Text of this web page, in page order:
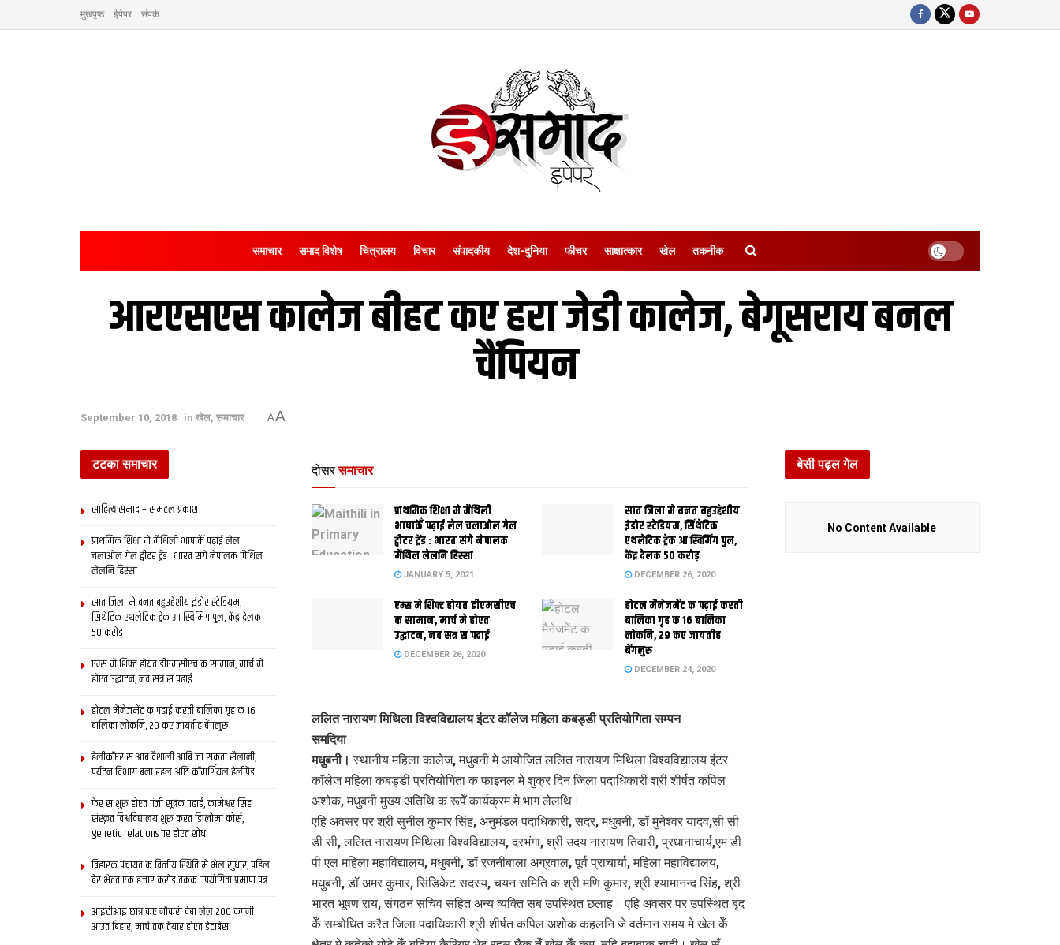
मुखपृष्ठ ईपेपर संपर्क
समाचार समाद विशेष चित्रालय विचार संपादकीय देश-दुनिया फीचर साक्षात्‍कार खेल तकनीक
आरएसएस कालेज बीहट कए हरा जेडी कालेज, बेगूसराय बनल
चैंपियन
September 10, 2018 in खेल, समाचार AA
दोसर समाचार
प्राथमिक शि‍क्षा मे मैथि‍ली
भाषाकेँ पढ़ाई लेल चलाओल गेल
ट्वीटर ट्रेंड : भारत संगे नेपालक
मैथिल लेलनि हिस्सा
JANUARY 5, 2021
सात जिला मे बनत बहुउद्देशीय
इंडोर स्‍टेडि‍यम, सिंथेटिक
एथलेटिक ट्रेक आ स्विमिंग पुल,
केंद्र देलक 50 करोड़
DECEMBER 26, 2020
एम्स मे शिफ्ट होयत डीएमसीएच
क सामान, मार्च मे होएत
उद्घाटन, नव सत्र स पढाई
DECEMBER 26, 2020
होटल मैनेजमेंट क पढ़ाई करती
बालिका गृह क 16 बालिका
लोकनि, 29 कए जायतीह
बेंगलुरु
DECEMBER 24, 2020
ललित नारायण मिथिला विश्वविद्यालय इंटर कॉलेज महिला कबड्डी प्रतियोगिता सम्पन
समदिया
मधुबनी। स्थानीय महिला कालेज, मधुबनी मे आयोजित ललित नारायण मिथिला विश्वविद्यालय इंटर
कॉलेज महिला कबड्डी प्रतियोगिता क फाइनल मे शुक्र दिन जिला पदाधिकारी श्री शीर्षत कपिल
अशोक, मधुबनी मुख्य अतिथि क रूपेँ कार्यक्रम मे भाग लेलथि।
एहि अवसर पर श्री सुनील कुमार सिंह, अनुमंडल पदाधिकारी, सदर, मधुबनी, डॉ मुनेश्वर यादव,सी सी
डी सी, ललित नारायण मिथिला विश्वविद्यालय, दरभंगा, श्री उदय नारायण तिवारी, प्रधानाचार्य,एम डी
पी एल महिला महाविद्यालय, मधुबनी, डॉ रजनीबाला अग्रवाल, पूर्व प्राचार्या, महिला महाविद्यालय,
मधुबनी, डॉ अमर कुमार, सिंडिकेट सदस्य, चयन समिति क श्री मणि कुमार, श्री श्यामानन्द सिंह, श्री
भारत भूषण राय, संगठन सचिव सहित अन्य व्यक्ति सब उपस्थित छलाह। एहि अवसर पर उपस्थित बृंद
केँ सम्बोधित करैत जिला पदाधिकारी श्री शीर्षत कपिल अशोक कहलनि जे वर्तमान समय मे खेल केँ
टटका समाचार
साहित्य समाद – समटल प्रकाश
प्राथमिक शि‍क्षा मे मैथि‍ली भाषाकेँ पढ़ाई लेल
चलाओल गेल ट्वीटर ट्रेंड : भारत संगे नेपालक मैथिल
लेलनि हिस्सा
सात जिला मे बनत बहुउद्देशीय इंडोर स्‍टेडि‍यम,
सिंथेटिक एथलेटिक ट्रेक आ स्विमिंग पुल, केंद्र देलक
50 करोड़
एम्स मे शिफ्ट होयत डीएमसीएच क सामान, मार्च मे
होएत उद्घाटन, नव सत्र स पढाई
होटल मैनेजमेंट क पढ़ाई करती बालिका गृह क 16
बालिका लोकनि, 29 कए जायतीह बेंगलुरु
हेलीकॉप्टर स आब वैशाली आबि जा सकता सैलानी,
पर्यटन विभाग बना रहल अछि कॉमर्शियल हेलीपैड
फेर स शुरू होएत पंजी सूत्रक पढाई, कामेश्वर सिंह
संस्कृत विश्वविद्यालय शुरू करत डिप्लोमा कोर्स,
genetic relations पर होएत शोध
बिहारक पंचायत क वित्‍तीय स्थिति मे भेल सुधार, पहिल
बेर भेटत एक हजार करोड़ तकक उपयोगिता प्रमाण पत्र
आइटीआइ छात्र कए नौकरी देबा लेल 200 कंपनी
आउत बिहार, मार्च तक तैयार होएत डेटाबेस
बेसी पढ़ल गेल
No Content Available